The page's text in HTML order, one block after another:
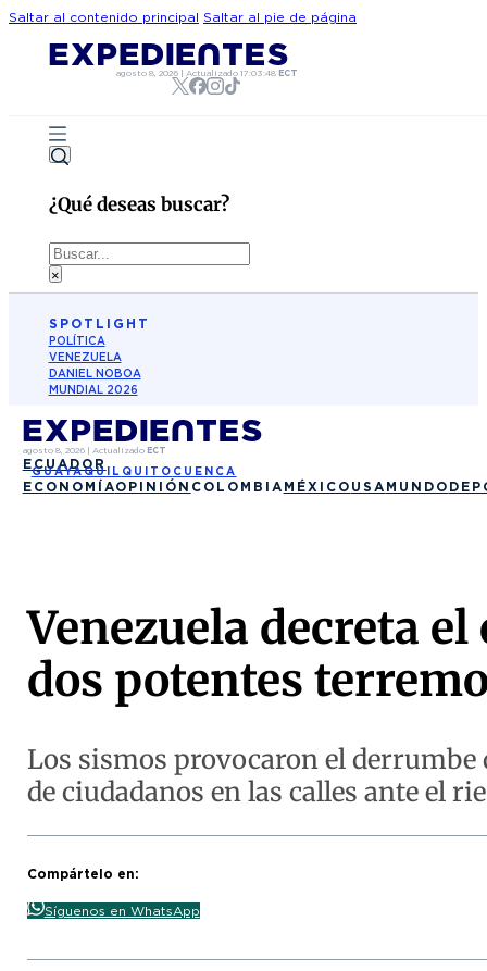
Saltar al contenido principal Saltar al pie de página
agosto 8, 2026| Actualizado 17:03:48 ECT
¿Qué deseas buscar?
Buscar
×
SPOTLIGHT
POLÍTICA
VENEZUELA
DANIEL NOBOA
MUNDIAL 2026
agosto 8, 2026| Actualizado ECT
ECUADOR
GUAYAQUIL QUITO CUENCA
ECONOMÍAOPINIÓN COLOMBIA MÉXICO USA MUNDO
Venezuela decreta
dos potentes
Los sismos provocaron el derrumbe
de ciudadanos en las calles ante el
Compártelo en:
Síguenos en WhatsApp